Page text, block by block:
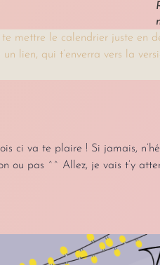
mettre le calendrier juste en
lien, qui t’enverra vers la
ci va te plaire ! Si jamais,
ou pas ^^ Allez, je vais t’y